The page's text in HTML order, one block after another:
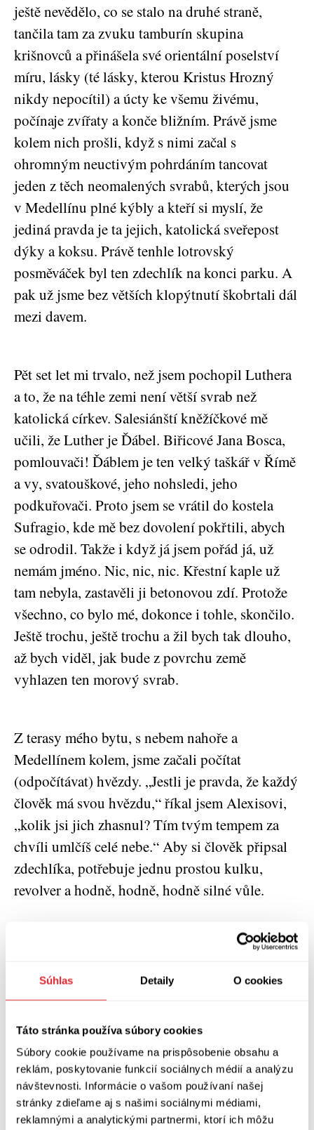
Súhlas Detaily O cookies
Táto stránka používa súbory cookies
Súbory cookie používame na prispôsobenie obsahu a
reklám, poskytovanie funkcií sociálnych médií a analýzu
návštevnosti. Informácie o vašom používaní našej
stránky zdieľame aj s našimi sociálnymi médiami,
reklamnými a analytickými partnermi, ktorí ich môžu
ještě nevědělo, co se stalo na druhé straně,
tančila tam za zvuku tamburín skupina
krišnovců a přinášela své orientální poselství
míru, lásky (té lásky, kterou Kristus Hrozný
nikdy nepocítil) a úcty ke všemu živému,
počínaje zvířaty a konče bližním. Právě jsme
kolem nich prošli, když s nimi začal s
ohromným neuctivým pohrdáním tancovat
jeden z těch neomalených svrabů, kterých jsou
v Medellínu plné kýbly a kteří si myslí, že
jediná pravda je ta jejich, katolická sveřepost
dýky a koksu. Právě tenhle lotrovský
posměváček byl ten zdechlík na konci parku. A
pak už jsme bez větších klopýtnutí škobrtali dál
mezi davem.
Pět set let mi trvalo, než jsem pochopil Luthera
a to, že na téhle zemi není větší svrab než
katolická církev. Salesiánští kněžíčkové mě
učili, že Luther je Ďábel. Biřicové Jana Bosca,
pomlouvači! Ďáblem je ten velký taškář v Římě
a vy, svatouškové, jeho nohsledi, jeho
podkuřovači. Proto jsem se vrátil do kostela
Sufragio, kde mě bez dovolení pokřtili, abych
se odrodil. Takže i když já jsem pořád já, už
nemám jméno. Nic, nic, nic. Křestní kaple už
tam nebyla, zastavěli ji betonovou zdí. Protože
všechno, co bylo mé, dokonce i tohle, skončilo.
Ještě trochu, ještě trochu a žil bych tak dlouho,
až bych viděl, jak bude z povrchu země
vyhlazen ten morový svrab.
Z terasy mého bytu, s nebem nahoře a
Medellínem kolem, jsme začali počítat
(odpočítávat) hvězdy. „Jestli je pravda, že každý
člověk má svou hvězdu,“ říkal jsem Alexisovi,
„kolik jsi jich zhasnul? Tím tvým tempem za
chvíli umlčíš celé nebe.“ Aby si člověk připsal
zdechlíka, potřebuje jednu prostou kulku,
revolver a hodně, hodně, hodně silné vůle.
V těsné blízkosti třídy San Juan je místo,
Tam anděl pokračoval. Já jsem mu říkal, že ne,
monsignor biskup, kardinál López T., předtím,
než nám beztrestně unikne do Říma i se šperky,
které si nakradl, ale jelikož jsme byli v našem
bytě, měli jsme to místo blíž po ruce. Za opilé
noci plné cikád sestoupil Anděl Zhoubce a šesti